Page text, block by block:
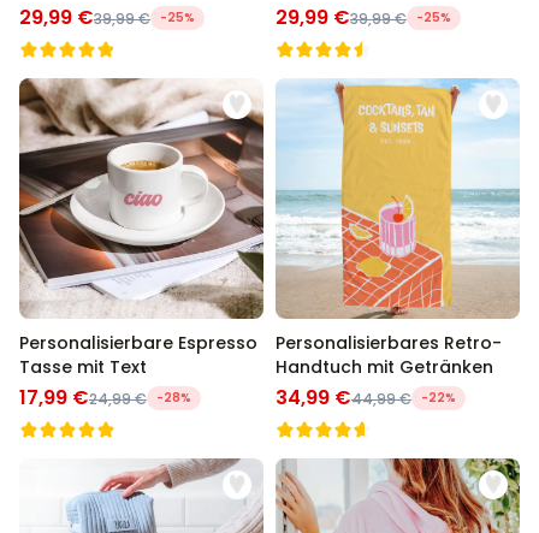
29,99 €39,99 € -25% 29,99 €39,99 € -25%
Personalisierbare Espresso
Tasse mit Text
17,99 €24,99 € -28%
Personalisierbares Retro-
Handtuch mit Getränken
34,99 €44,99 € -22%